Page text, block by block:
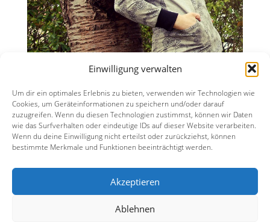
Einwilligung verwalten
Um dir ein optimales Erlebnis zu bieten, verwenden wir Technologien wie
Cookies, um Geräteinformationen zu speichern und/oder darauf
zuzugreifen. Wenn du diesen Technologien zustimmst, können wir Daten
wie das Surfverhalten oder eindeutige IDs auf dieser Website verarbeiten.
Wenn du deine Einwilligung nicht erteilst oder zurückziehst, können
bestimmte Merkmale und Funktionen beeinträchtigt werden.
Akzeptieren
Ablehnen
Impressum